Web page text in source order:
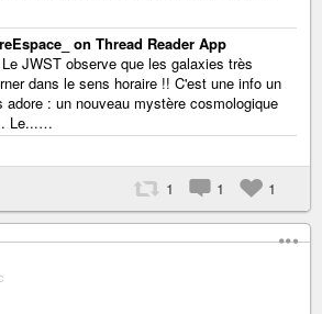
on Thread Reader App
JWST observe que les galaxies très
dans le sens horaire !! C'est une info un
: un nouveau mystère cosmologique
Le...…
1 1 1